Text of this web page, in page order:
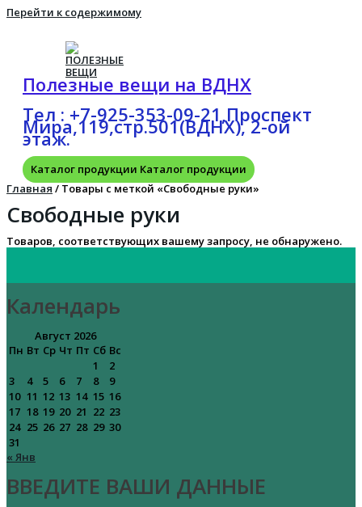
Перейти к содержимому
Полезные вещи на ВДНХ
Тел : +7-925-353-09-21,Проспект
Мира,119,стр.501(ВДНХ), 2-ой
этаж.
Каталог продукции Каталог продукции
Главная / Товары с меткой «Свободные руки»
Свободные руки
Товаров, соответствующих вашему запросу, не обнаружено.
Календарь
Август 2026
Пн Вт Ср Чт Пт Сб Вс
1
2
3
4 5 6 7 8
9
10 11 12 13 14 15 16
17 18 19 20 21 22 23
24 25 26 27 28 29 30
31
« Янв
ВВЕДИТЕ ВАШИ ДАННЫЕ